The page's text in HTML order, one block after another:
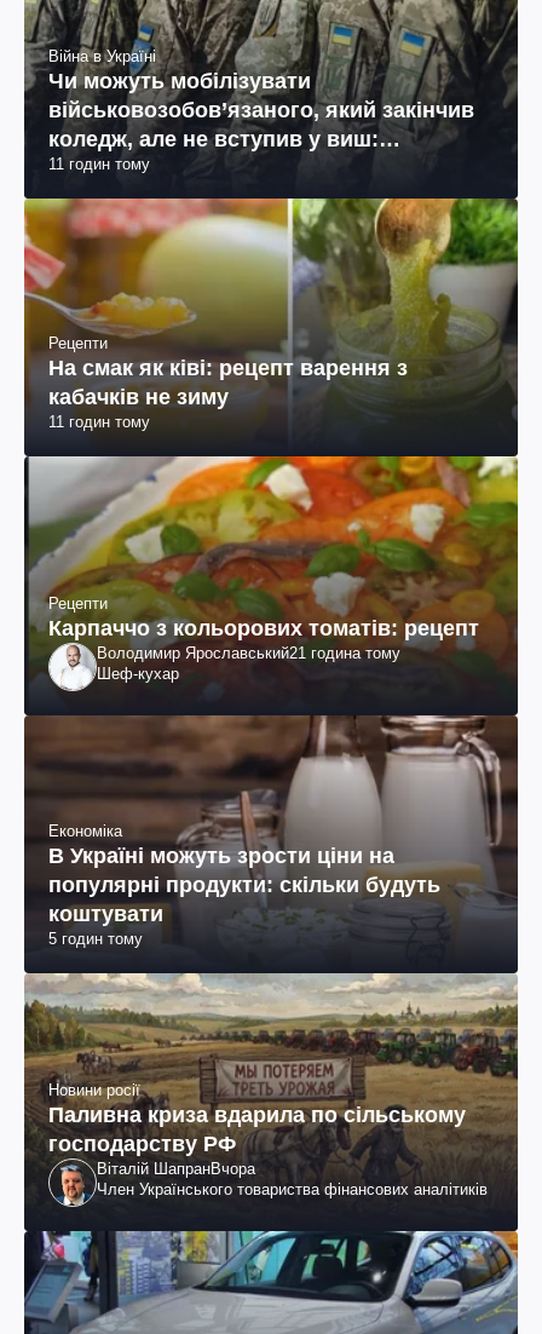
Війна в Україні
Чи можуть мобілізувати
військовозобов’язаного, який закінчив
коледж, але не вступив у виш:
пояснення юриста
11 годин тому
Рецепти
На смак як ківі: рецепт варення з
кабачків не зиму
11 годин тому
Рецепти
Карпаччо з кольорових томатів: рецепт
Володимир Ярославський21 година тому
Шеф-кухар
Економіка
В Україні можуть зрости ціни на
популярні продукти: скільки будуть
коштувати
5 годин тому
Новини росії
Паливна криза вдарила по сільському
господарству РФ
Віталій ШапранВчора
Член Українського товариства фінансових аналітиків